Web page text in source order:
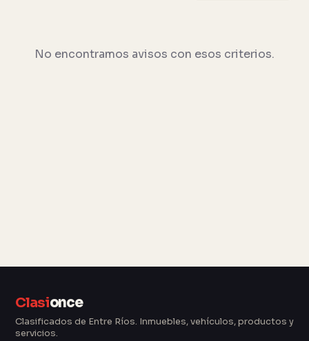
No encontramos avisos con esos criterios.
Clasionce
Clasificados de Entre Ríos. Inmuebles, vehículos, productos y
servicios.